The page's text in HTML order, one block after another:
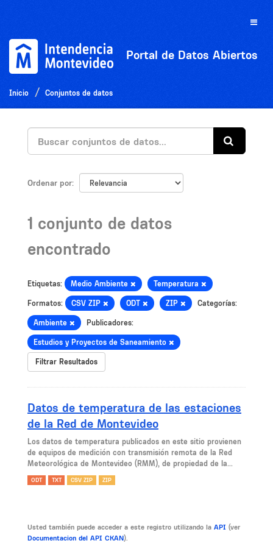
Toggle
Portal de Datos Abiertos
Inicio Conjuntos de datos
Ordenar por
1 conjunto de datos
encontrado
Etiquetas: Medio Ambiente Temperatura
Formatos: CSV ZIP ODT ZIP Categorías:
Ambiente Publicadores:
Estudios y Proyectos de Saneamiento
Filtrar Resultados
Datos de temperatura de las estaciones
de la Red de Montevideo
Los datos de temperatura publicados en este sitio provienen
de equipos de medición con transmisión remota de la Red
Meteorológica de Montevideo (RMM), de propiedad de la...
ODT TXT CSV ZIP ZIP
Usted también puede acceder a este registro utilizando la API (ver
Documentacion del API CKAN).